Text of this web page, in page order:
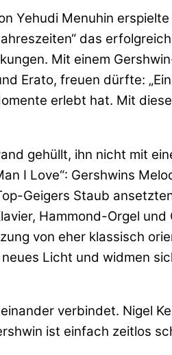
Yehudi Menuhin
das
Mit einem
Erato, freuen dürfte:
erlebt hat. Mit
gehüllt, ihn nicht mit
I Love“: Gershwins
Geigers Staub
Hammond-Orgel
von eher klassisch
Licht und widmen
verbindet. Nigel
ist einfach zeitlos